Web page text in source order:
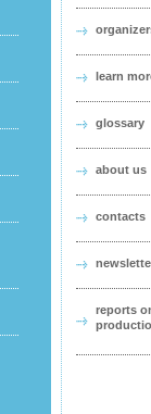
learn
glossary
about us
contacts
reports